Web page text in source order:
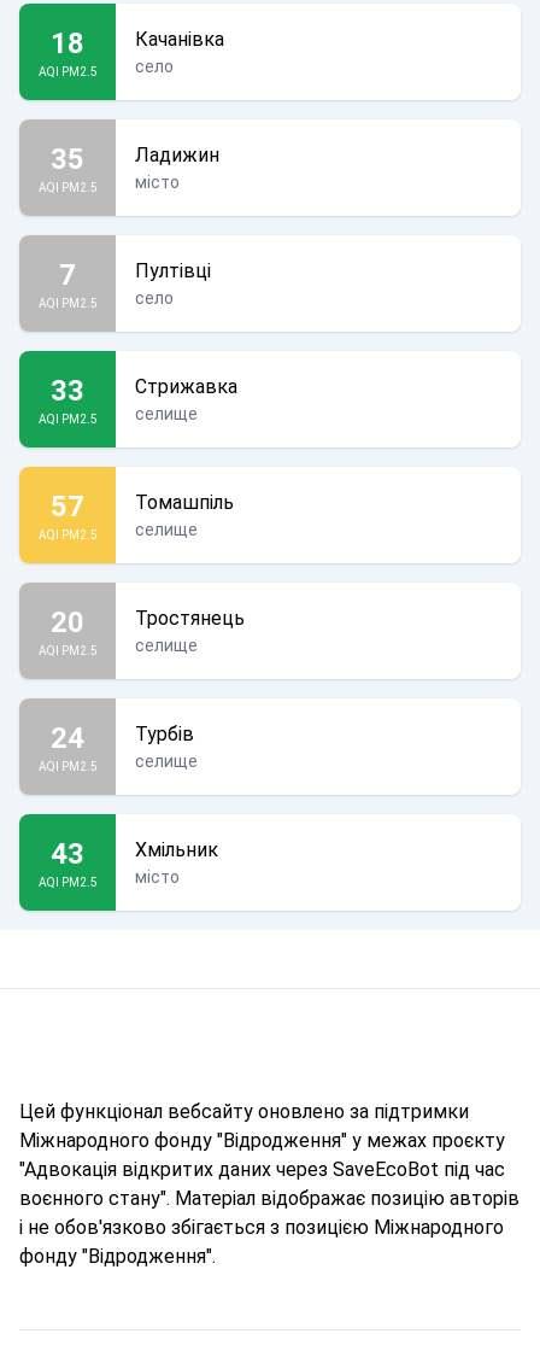
18
AQI PM2.5
Качанівка
село
35
AQI PM2.5
Ладижин
місто
7
AQI PM2.5
Пултівці
село
33
AQI PM2.5
Стрижавка
селище
57
AQI PM2.5
Томашпіль
селище
20
AQI PM2.5
Тростянець
селище
24
AQI PM2.5
Турбів
селище
43
AQI PM2.5
Хмільник
місто
Цей функціонал вебсайту оновлено за підтримки
Міжнародного фонду "Відродження" у межах проєкту
"Адвокація відкритих даних через SaveEcoBot під час
воєнного стану". Матеріал відображає позицію авторів
і не обов'язково збігається з позицією Міжнародного
фонду "Відродження".